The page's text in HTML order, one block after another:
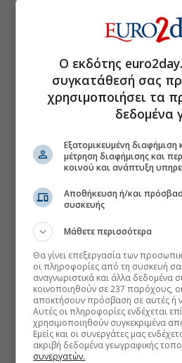
Ο εκδότης
συγκατάθεσή σας
χρησιμοποιήσει τα
δεδομένα
Εξατομικευμένη διαφήμιση
μέτρηση διαφήμισης και
κοινού και ανάπτυξη
Αποθήκευση ή/και
συσκευής
Μάθετε περισσότερα
Θα γίνει επεξεργασία των
οι πληροφορίες από τη συσκευή
αναγνωριστικά και άλλα δεδομένα
κοινοποιηθούν σε 237 παρόχους,
αποκτήσουν πρόσβαση σε αυτές ή
Αυτές οι πληροφορίες ενδέχεται
χρησιμοποιηθούν συγκεκριμένα
Εμείς και οι συνεργάτες μας
ακριβή δεδομένα γεωγραφικής
συνεργατών.